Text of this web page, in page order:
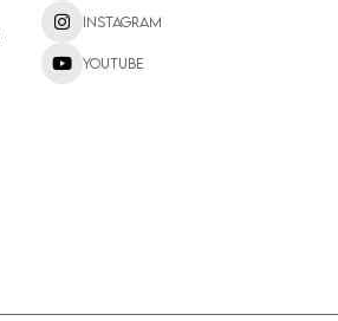
Instagram
Youtube